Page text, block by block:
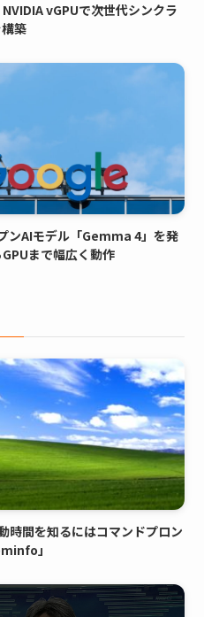
vGPUで次世代シンクラ
築
ンAIモデル「Gemma 4」を発
まで幅広く動作
時間を知るにはコマンドプロン
」